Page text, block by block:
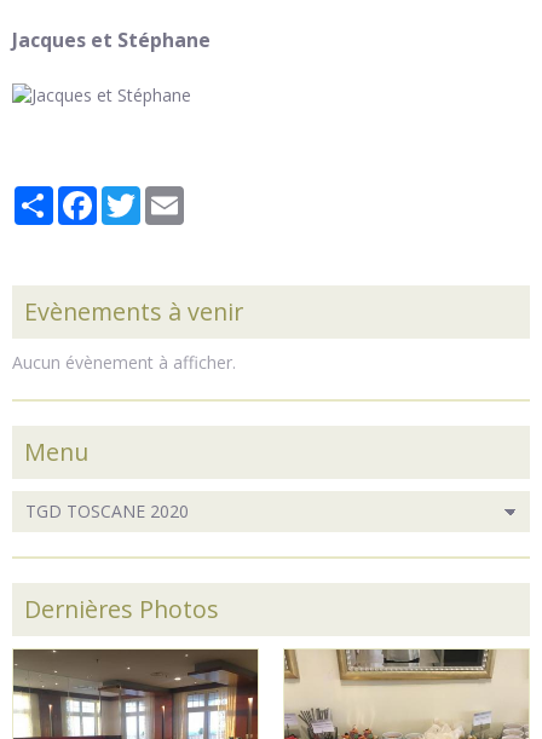
Jacques et Stéphane
PartagerFacebook
Twitter
Evènements à venir
Aucun évènement à afficher.
Menu
Dernières Photos